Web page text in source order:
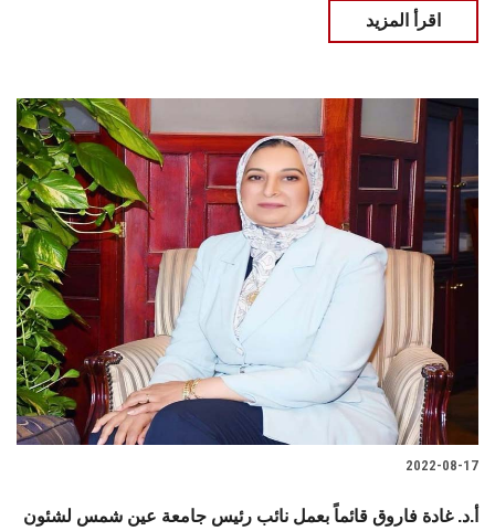
اقرأ المزيد
2022-08-17
أ.د. غادة فاروق قائماً بعمل نائب رئيس جامعة عين شمس لشئون